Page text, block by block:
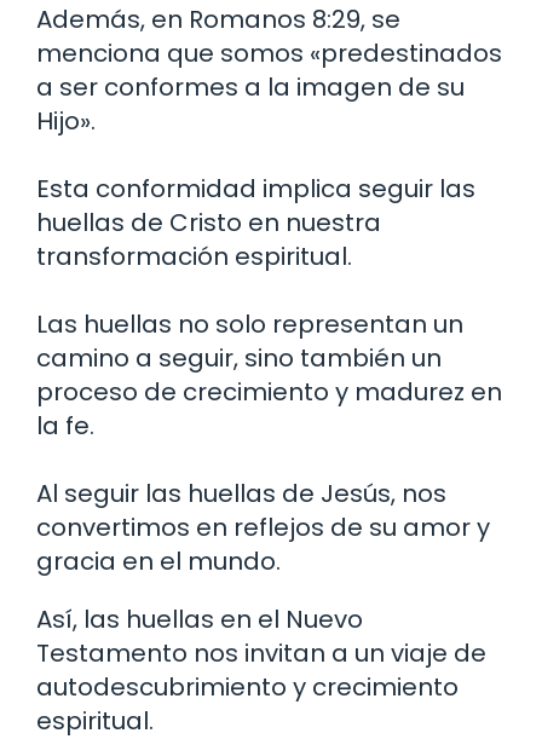
Además, en Romanos 8:29, se
menciona que somos «predestinados
a ser conformes a la imagen de su
Hijo».
Esta conformidad implica seguir las
huellas de Cristo en nuestra
transformación espiritual.
Las huellas no solo representan un
camino a seguir, sino también un
proceso de crecimiento y madurez en
la fe.
Al seguir las huellas de Jesús, nos
convertimos en reflejos de su amor y
gracia en el mundo.
Así, las huellas en el Nuevo
Testamento nos invitan a un viaje de
autodescubrimiento y crecimiento
espiritual.